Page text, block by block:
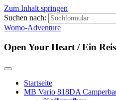
Zum Inhalt springen
Suchen nach:
Womo-Adventure
Open Your Heart / Ein
Startseite
MB Vario 818DA